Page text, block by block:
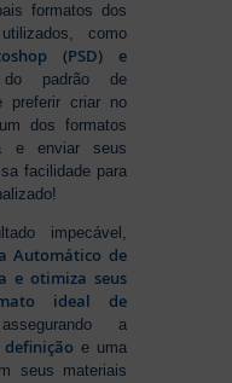
formatos dos
como
(PSD) e
padrão de
criar no
dos formatos
e enviar seus
facilidade para
impecável,
Automático de
e otimiza seus
ideal de
a
e uma
seus materiais